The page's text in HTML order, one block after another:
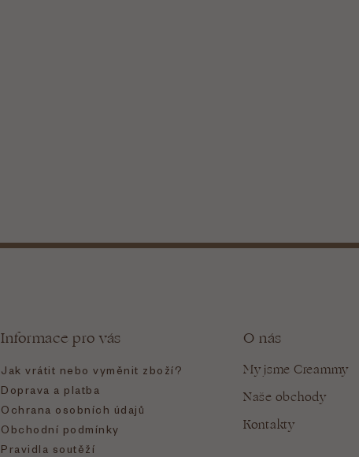
Informace pro vás
Jak vrátit nebo vyměnit zboží?
Doprava a platba
Ochrana osobních údajů
Obchodní podmínky
Pravidla soutěží
O nás
My jsme Creammy
Naše obchody
Kontakty